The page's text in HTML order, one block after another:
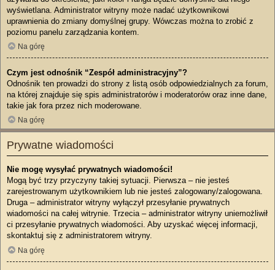
wyświetlana. Administrator witryny może nadać użytkownikowi
uprawnienia do zmiany domyślnej grupy. Wówczas można to zrobić z
poziomu panelu zarządzania kontem.
Na górę
Czym jest odnośnik “Zespół administracyjny”?
Odnośnik ten prowadzi do strony z listą osób odpowiedzialnych za forum,
na której znajduje się spis administratorów i moderatorów oraz inne dane,
takie jak fora przez nich moderowane.
Na górę
Prywatne wiadomości
Nie mogę wysyłać prywatnych wiadomości!
Mogą być trzy przyczyny takiej sytuacji. Pierwsza – nie jesteś
zarejestrowanym użytkownikiem lub nie jesteś zalogowany/zalogowana.
Druga – administrator witryny wyłączył przesyłanie prywatnych
wiadomości na całej witrynie. Trzecia – administrator witryny uniemożliwił
ci przesyłanie prywatnych wiadomości. Aby uzyskać więcej informacji,
skontaktuj się z administratorem witryny.
Na górę